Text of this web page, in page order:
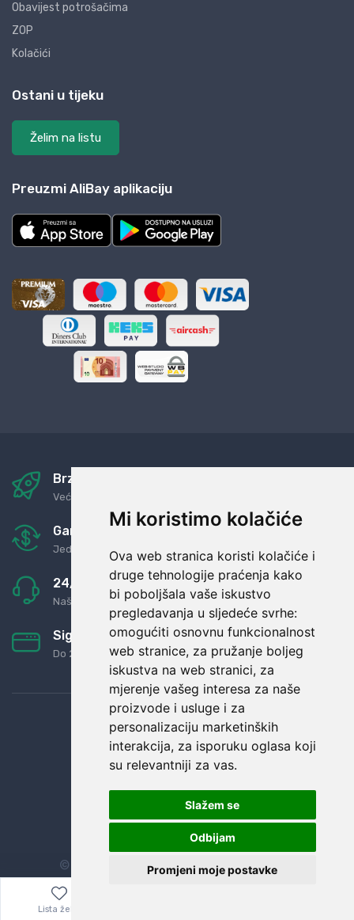
Mi koristimo kolačiće
Ova web stranica koristi kolačiće i
druge tehnologije praćenja kako
bi poboljšala vaše iskustvo
pregledavanja u sljedeće svrhe:
omogućiti osnovnu funkcionalnost
web stranice, za pružanje boljeg
iskustva na web stranici, za
mjerenje vašeg interesa za naše
proizvode i usluge i za
personalizaciju marketinških
interakcija, za isporuku oglasa koji
su relevantniji za vas.
Slažem se
Odbijam
Promjeni moje postavke
Obavijest potrošačima
ZOP
Kolačići
Ostani u tijeku
Želim na listu
Preuzmi AliBay aplikaciju
Brza i sigurna dostava
Već za nekoliko dana kod vas
Garancija u povrat novaca
Jednostavno pravilo: Roba za novac
24/7 odlična podrška
Naši agenti uvijek na raspolaganju
Sigurno obročno plaćanje
Do 24 rata bez kamata
© Sva prava zadržana. Dopi grupa d.o.o.
Lista želja